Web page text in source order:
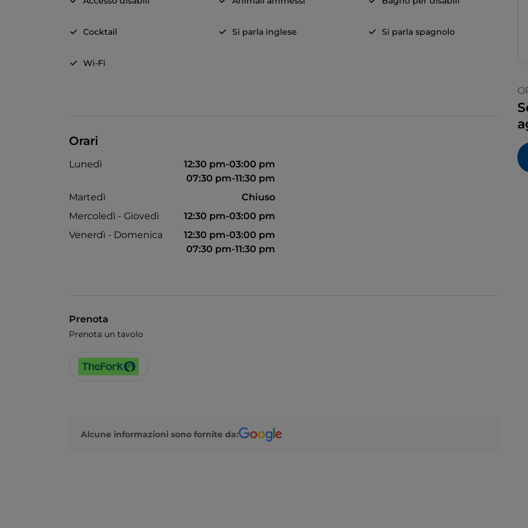
Cocktail Si parla inglese Si parla spagnolo
Wi-Fi
Orari
Lunedì
12:30 pm-03:00 pm
07:30 pm-11:30 pm
Martedì
Chiuso
Mercoledì - Giovedì
12:30 pm-03:00 pm
Venerdì - Domenica
12:30 pm-03:00 pm
07:30 pm-11:30 pm
Prenota
Prenota un tavolo
Alcune informazioni sono fornite da: